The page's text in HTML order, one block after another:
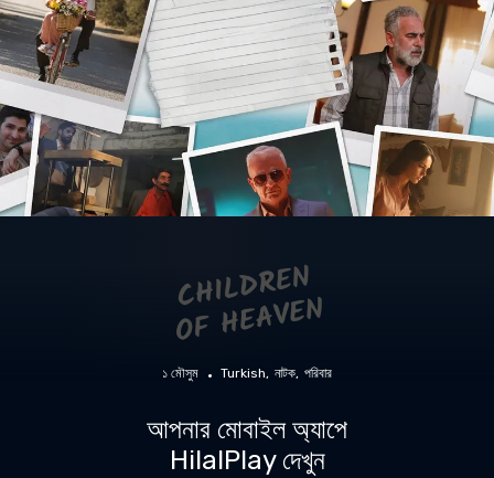
১ মৌসুম Turkish নাটক পরিবার
আপনার মোবাইল অ্যাপে
HilalPlay দেখুন